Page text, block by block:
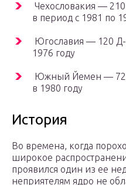
Чехословакия —
в период с 1981 по
Югославия — 120
1976 году
Южный Йемен — 72
в 1980 году
История
Во времена, когда
широкое
проявился один из ее
неприятелям ядро не